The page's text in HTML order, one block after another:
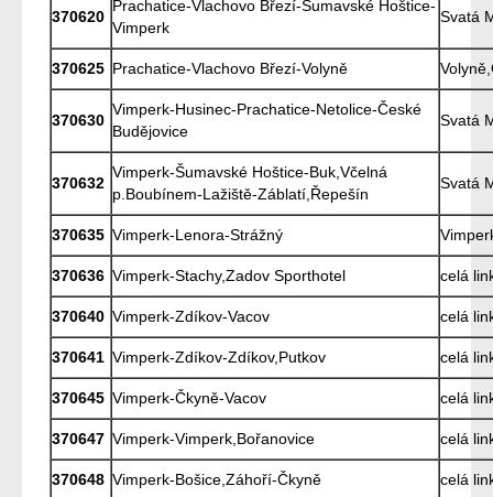
370620
Prachatice-Vlachovo Březí-Šumavské Hoštice-
Vimperk
Svatá
370625 Prachatice-Vlachovo Březí-Volyně
370630
Vimperk-Husinec-Prachatice-Netolice-České
Budějovice
Svatá
370632
Vimperk-Šumavské Hoštice-Buk,Včelná
p.Boubínem-Lažiště-Záblatí,Řepešín
Svatá
370635 Vimperk-Lenora-Strážný
370636 Vimperk-Stachy,Zadov Sporthotel celá
370640 Vimperk-Zdíkov-Vacov celá
370641 Vimperk-Zdíkov-Zdíkov,Putkov celá
370645 Vimperk-Čkyně-Vacov celá
370647 Vimperk-Vimperk,Bořanovice celá
370648 Vimperk-Bošice,Záhoří-Čkyně celá